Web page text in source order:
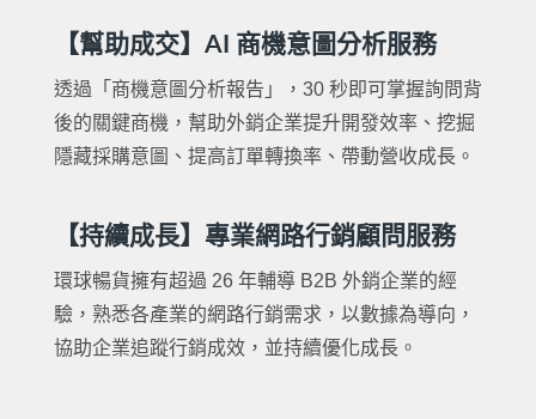
【幫助成交】AI 商機意圖分析服務
透過「商機意圖分析報告」，30 秒即可掌握詢問背
後的關鍵商機，幫助外銷企業提升開發效率、挖掘
隱藏採購意圖、提高訂單轉換率、帶動營收成長。
【持續成長】專業網路行銷顧問服務
環球暢貨擁有超過 26 年輔導 B2B 外銷企業的經
驗，熟悉各產業的網路行銷需求，以數據為導向，
協助企業追蹤行銷成效，並持續優化成長。